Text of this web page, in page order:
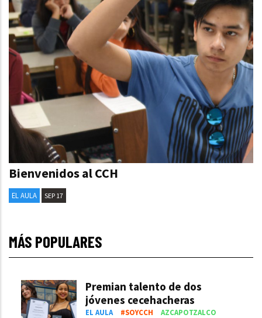
Bienvenidos al CCH
EL AULA SEP 17
MÁS POPULARES
Premian talento de dos
jóvenes cecehacheras
EL AULA #SOYCCH
AZCAPOTZALCO